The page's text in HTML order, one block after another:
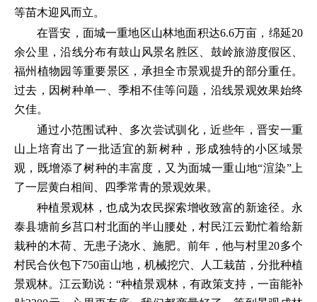
等苗木迎风而立。
在晋安，面城一重地区山林地面积达6.6万亩，绵延20
余公里，沿线分布有鼓山风景名胜区、鼓岭旅游度假区、
福州植物园等重要景区，承担全市景观提升的部分重任。
过去，因树种单一、季相不佳等问题，沿线景观效果始终
欠佳。
通过小范围试种、多次尝试驯化，近些年，晋安一重
山上培育出了一批适宜的新树种，形成独特的小区域景
观，既增添了树种的丰富度，又为面城一重山地“渲染”上
了一层黄白相间、四季常青的景观效果。
种植景观林，也成为农民探索增收致富的新途径。永
泰县塘前乡莒口村北面的半山腰处，村民江云勤忙着给新
栽种的木荷、无患子浇水、施肥。前年，他与村里20多个
村民合伙包下750亩山地，机械挖穴、人工栽苗，分批种植
景观林。江云勤说：“种植景观林，有政策支持，一亩能补